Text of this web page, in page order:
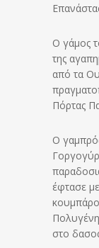
Ο γάμος
της
από τα
Πόρτας
Ο
έφτασε
στο